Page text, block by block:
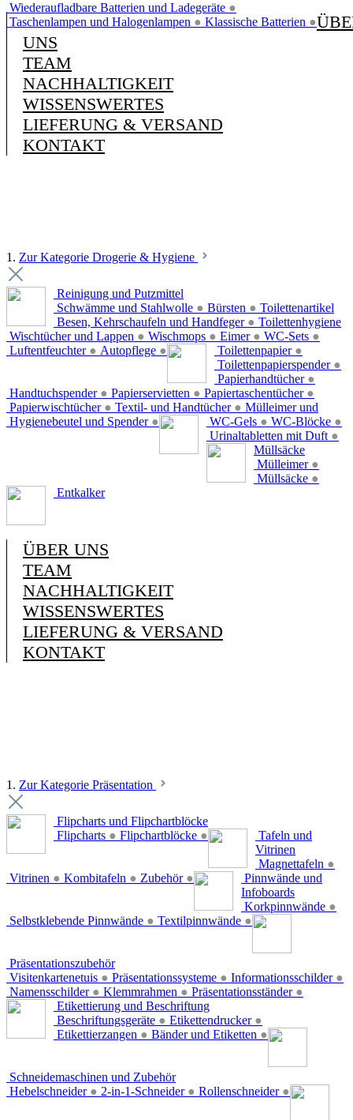
Wiederaufladbare Batterien und Ladegeräte ●
Taschenlampen und Halogenlampen ● Klassische Batterien ●
UNS
TEAM
NACHHALTIGKEIT
WISSENSWERTES
LIEFERUNG & VERSAND
KONTAKT
1. Zur Kategorie Drogerie & Hygiene
Reinigung und Putzmittel
Schwämme und Stahlwolle ● Bürsten ●
Besen, Kehrschaufeln und Handfeger ●
Wischtücher und Lappen ● Wischmops ● Eimer ● WC-Sets ●
Luftentfeuchter ● Autopflege ●
Toilettenartikel
Toilettenpapier ●
Toilettenpapierspender ●
Papierhandtücher ●
Handtuchspender ● Papierservietten ● Papiertaschentücher ●
Papierwischtücher ● Textil- und Handtücher ●
Hygienebeutel und Spender ●
Toilettenhygiene
WC-Gels ● WC-Blöcke ●
Urinaltabletten mit Duft ●
Mülleimer und
Müllsäcke
Mülleimer ●
Müllsäcke ●
Entkalker
ÜBER UNS
TEAM
NACHHALTIGKEIT
WISSENSWERTES
LIEFERUNG & VERSAND
KONTAKT
1. Zur Kategorie Präsentation
Flipcharts und Flipchartblöcke
Flipcharts ● Flipchartblöcke ●
Tafeln und
Vitrinen
Magnettafeln ●
Vitrinen ● Kombitafeln ● Zubehör ●
Pinnwände und
Infoboards
Korkpinnwände ●
Selbstklebende Pinnwände ● Textilpinnwände ●
Präsentationszubehör
Visitenkartenetuis ● Präsentationssysteme ● Informationsschilder ●
Namensschilder ● Klemmrahmen ● Präsentationsständer ●
Etikettierung und Beschriftung
Beschriftungsgeräte ● Etikettendrucker ●
Etikettierzangen ● Bänder und Etiketten ●
Schneidemaschinen und Zubehör
Hebelschneider ● 2-in-1-Schneider ● Rollenschneider ●